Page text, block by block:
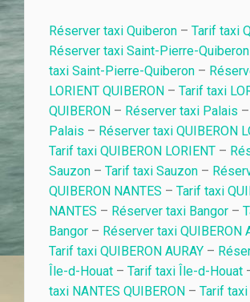
Réserver taxi Quiberon – Tarif taxi
Réserver taxi Saint-Pierre-Quiberon
taxi Saint-Pierre-Quiberon –
LORIENT QUIBERON – Tarif taxi
QUIBERON – Réserver taxi Palais –
Palais – Réserver taxi QUIBERON
Tarif taxi QUIBERON LORIENT –
Sauzon – Tarif taxi Sauzon –
QUIBERON NANTES – Tarif taxi
NANTES – Réserver taxi Bangor –
Bangor – Réserver taxi QUIBERON
Tarif taxi QUIBERON AURAY –
Île-d-Houat – Tarif taxi Île-d-Houat
taxi NANTES QUIBERON – Tarif taxi